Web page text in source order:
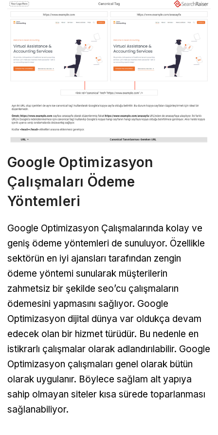
Google Optimizasyon
Çalışmaları Ödeme
Yöntemleri
Google Optimizasyon Çalışmalarında kolay ve
geniş ödeme yöntemleri de sunuluyor. Özellikle
sektörün en iyi ajansları tarafından zengin
ödeme yöntemi sunularak müşterilerin
zahmetsiz bir şekilde seo’cu çalışmaların
ödemesini yapmasını sağlıyor. Google
Optimizasyon dijital dünya var oldukça devam
edecek olan bir hizmet türüdür. Bu nedenle en
istikrarlı çalışmalar olarak adlandırılabilir. Google
Optimizasyon çalışmaları genel olarak bütün
olarak uygulanır. Böylece sağlam alt yapıya
sahip olmayan siteler kısa sürede toparlanması
sağlanabiliyor.